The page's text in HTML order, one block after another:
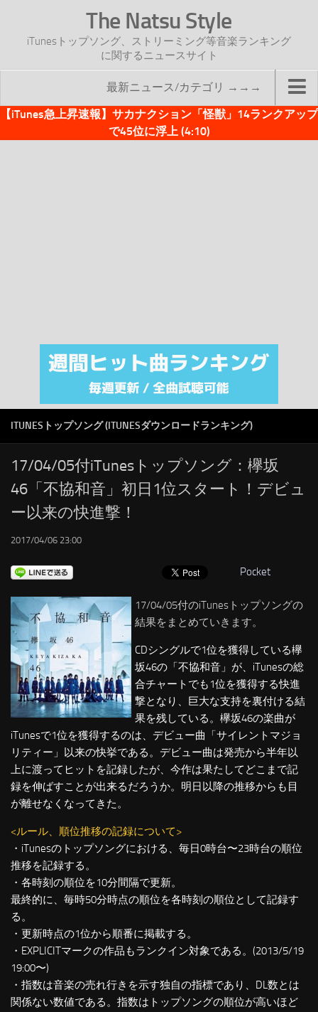
The Natsu Style
iTunesトップソング、ストリーミング等音楽ランキング
に関するニュースサイト
最新ニュース/カテゴリ →→→
TOP
注目カテゴリ
オリジナルiTunes週間トップソング
RSS
LINKS
【iTunes急上昇速報】サカナクション「怪獣」14ランクアップ
で45位に浮上 (4:10)
ITUNESトップソング (ITUNESダウンロードランキング)
17/04/05付iTunesトップソング：欅坂
46「不協和音」初日1位スタート！デビュ
ー以来の快進撃！
2017/04/06 23:00
Pocket
17/04/05付のiTunesトップソングの
結果をまとめていきます。
CDシングルで1位を獲得している欅
坂46の「不協和音」が、iTunesの総
合チャートでも1位を獲得する快進
撃となり、巨大な支持を裏付ける結
果を残している。欅坂46の楽曲が
iTunesで1位を獲得するのは、デビュー曲「サイレントマジョ
リティー」以来の快挙である。デビュー曲は発売から半年以
上に渡ってヒットを記録したが、今作は果たしてどこまで記
録を伸ばすことが出来るだろうか。明日以降の推移からも目
が離せなくなってきた。
<ルール、順位推移の記録について>
・iTunesのトップソングにおける、毎日0時台〜23時台の順位
推移を記録する。
・各時刻の順位を10分間隔で更新。
最終的に、毎時50分時点の順位を各時刻の順位として記録す
る。
・更新時点の1位から順番に掲載する。
・EXPLICITマークの作品もランクイン対象である。(2013/5/19
19:00〜)
・指数は音楽の売れ行きを示す独自の指標であり、DL数とは
関係ない数値である。指数はトップソングの順位が高いほど